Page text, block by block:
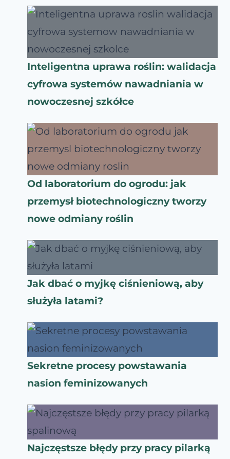
Inteligentna uprawa roślin: walidacja
cyfrowa systemów nawadniania w
nowoczesnej szkółce
Od laboratorium do ogrodu: jak
przemysł biotechnologiczny tworzy
nowe odmiany roślin
Jak dbać o myjkę ciśnieniową, aby
służyła latami?
Sekretne procesy powstawania
nasion feminizowanych
Najczęstsze błędy przy pracy pilarką